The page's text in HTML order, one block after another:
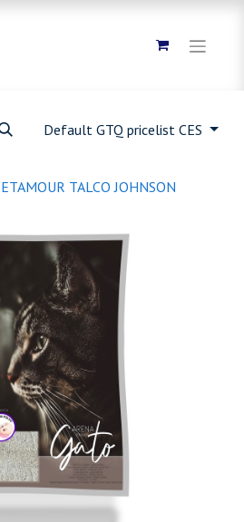
Default GTQ pricelist CES
TALCO JOHNSON